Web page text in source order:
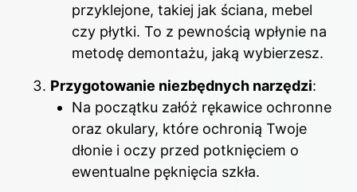
przyklejone, takiej jak ściana, mebel
czy płytki. To z pewnością wpłynie na
metodę demontażu, jaką wybierzesz.
Przygotowanie niezbędnych narzędzi:
Na początku załóż rękawice ochronne
oraz okulary, które ochronią Twoje
dłonie i oczy przed potknięciem o
ewentualne pęknięcia szkła.